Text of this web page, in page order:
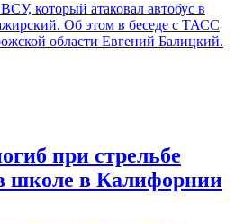
который атаковал автобус в
Об этом в беседе с ТАСС
области Евгений Балицкий.
при стрельбе
школе в Калифорнии